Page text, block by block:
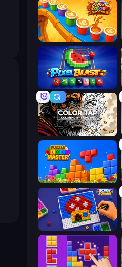
Coffee Color Blocks
Pixel Blast
Color Tap: Coloring by Numbers
Puzzle Block Master
Screw Sorting